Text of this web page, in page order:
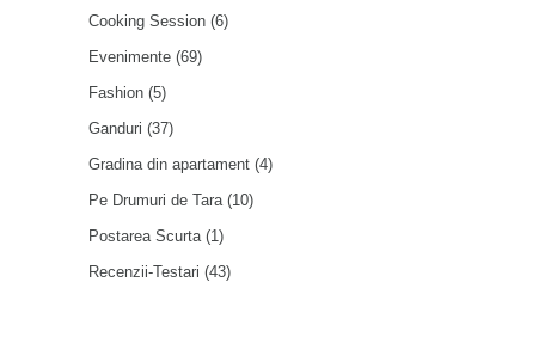
Cooking Session (6)
Evenimente (69)
Fashion (5)
Ganduri (37)
Gradina din apartament (4)
Pe Drumuri de Tara(10)
Postarea Scurta(1)
Recenzii-Testari (43)